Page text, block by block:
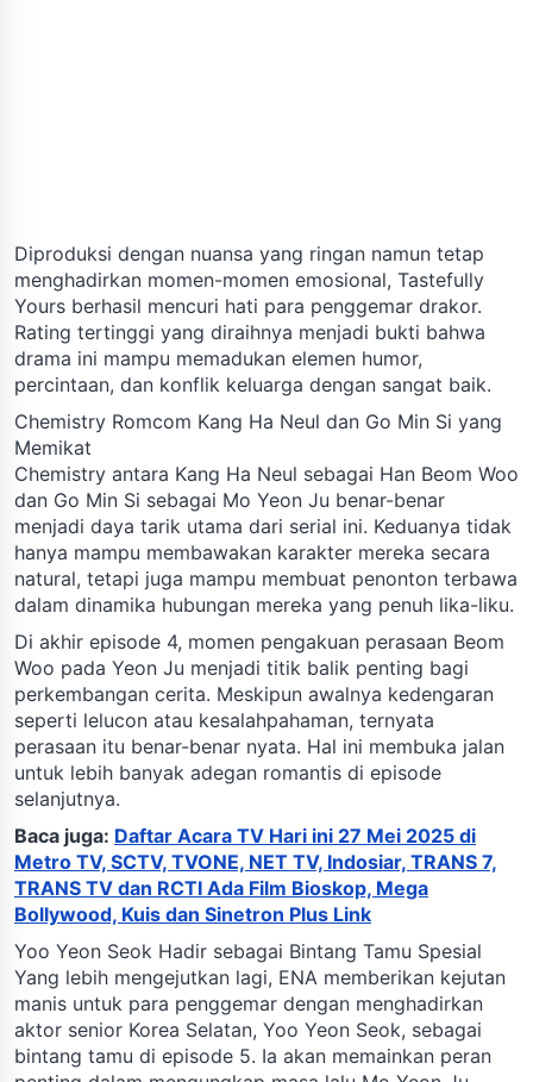
Diproduksi dengan nuansa yang ringan namun tetap
menghadirkan momen-momen emosional, Tastefully
Yours berhasil mencuri hati para penggemar drakor.
Rating tertinggi yang diraihnya menjadi bukti bahwa
drama ini mampu memadukan elemen humor,
percintaan, dan konflik keluarga dengan sangat baik.
Chemistry Romcom Kang Ha Neul dan Go Min Si yang
Memikat
Chemistry antara Kang Ha Neul sebagai Han Beom Woo
dan Go Min Si sebagai Mo Yeon Ju benar-benar
menjadi daya tarik utama dari serial ini. Keduanya tidak
hanya mampu membawakan karakter mereka secara
natural, tetapi juga mampu membuat penonton terbawa
dalam dinamika hubungan mereka yang penuh lika-liku.
Di akhir episode 4, momen pengakuan perasaan Beom
Woo pada Yeon Ju menjadi titik balik penting bagi
perkembangan cerita. Meskipun awalnya kedengaran
seperti lelucon atau kesalahpahaman, ternyata
perasaan itu benar-benar nyata. Hal ini membuka jalan
untuk lebih banyak adegan romantis di episode
selanjutnya.
Baca juga: Daftar Acara TV Hari ini 27 Mei 2025 di
Metro TV, SCTV, TVONE, NET TV, Indosiar, TRANS 7,
TRANS TV dan RCTI Ada Film Bioskop, Mega
Bollywood, Kuis dan Sinetron Plus Link
Yoo Yeon Seok Hadir sebagai Bintang Tamu Spesial
Yang lebih mengejutkan lagi, ENA memberikan kejutan
manis untuk para penggemar dengan menghadirkan
aktor senior Korea Selatan, Yoo Yeon Seok, sebagai
bintang tamu di episode 5. Ia akan memainkan peran